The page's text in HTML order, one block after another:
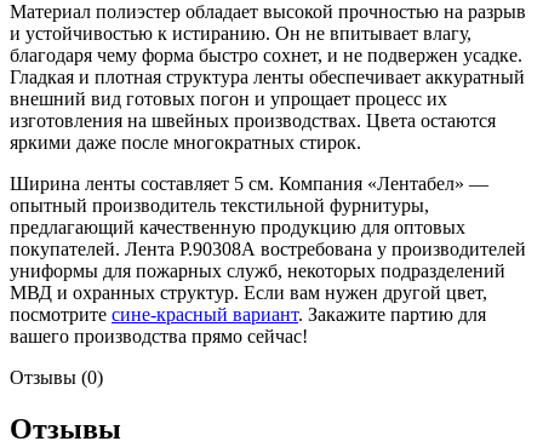
Материал полиэстер обладает высокой прочностью на разрыв
и устойчивостью к истиранию. Он не впитывает влагу,
благодаря чему форма быстро сохнет, и не подвержен усадке.
Гладкая и плотная структура ленты обеспечивает аккуратный
внешний вид готовых погон и упрощает процесс их
изготовления на швейных производствах. Цвета остаются
яркими даже после многократных стирок.
Ширина ленты составляет 5 см. Компания «Лентабел» —
опытный производитель текстильной фурнитуры,
предлагающий качественную продукцию для оптовых
покупателей. Лента Р.90308А востребована у производителей
униформы для пожарных служб, некоторых подразделений
МВД и охранных структур. Если вам нужен другой цвет,
посмотрите сине-красный вариант. Закажите партию для
вашего производства прямо сейчас!
Отзывы (0)
Отзывы